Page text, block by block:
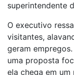
superintendente
O executivo
visitantes,
geram
uma proposta
ela chega em